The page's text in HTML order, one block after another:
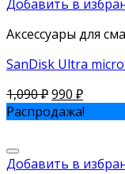
Добавить в
Аксессуары для
SanDisk Ultra
1,090₽990 ₽
Распродажа!
Добавить в